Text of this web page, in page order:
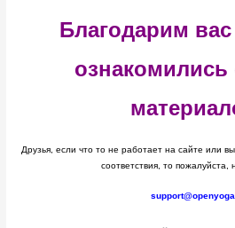
Благодарим вас
Друзья, если что то не работает на сайте или
соответствия, то пожалуйста,